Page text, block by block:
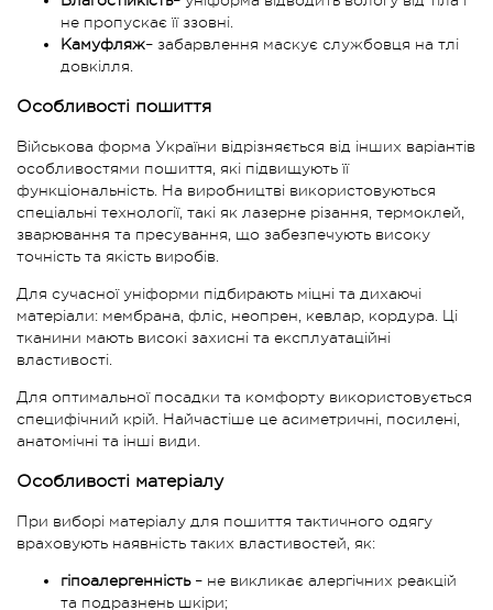
не пропускає її ззовні.
Камуфляж– забарвлення маскує службовця на тлі
довкілля.
Особливості пошиття
Військова форма України відрізняється від інших варіантів
особливостями пошиття, які підвищують її
функціональність. На виробництві використовуються
спеціальні технології, такі як лазерне різання, термоклей,
зварювання та пресування, що забезпечують високу
точність та якість виробів.
Для сучасної уніформи підбирають міцні та дихаючі
матеріали: мембрана, фліс, неопрен, кевлар, кордура. Ці
тканини мають високі захисні та експлуатаційні
властивості.
Для оптимальної посадки та комфорту використовується
специфічний крій. Найчастіше це асиметричні, посилені,
анатомічні та інші види.
Особливості матеріалу
При виборі матеріалу для пошиття тактичного одягу
враховують наявність таких властивостей, як:
гіпоалергенність – не викликає алергічних реакцій
та подразнень шкіри;